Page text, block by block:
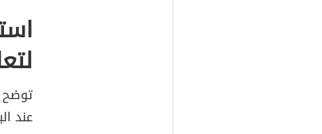
توضح
عند